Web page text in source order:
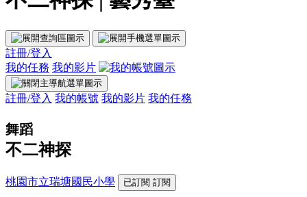
註冊/登入
我的任務 我的影片
註冊/登入 我的帳號 我的影片 我的任務
舞蹈
不二神探
桃園市立瑞塘國民小學 已訂閱 訂閱